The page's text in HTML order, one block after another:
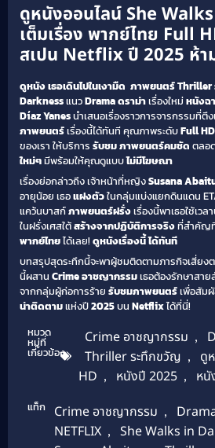
ดูหนังออนไลน์ She
เต็มเรื่อง พากย์ไทย Full
สเปน Netflix ปี 2025 ห้า
ดูหนังเธอเดินไปในเงามืด ภาพยนตร์ Thriller
DarknessแนวDrama ดราม่าเรื่องใหม่หนังฉ
Díaz Yanesนำเสนอเรื่องราวการจารกรรมที่
ภาพยนตร์เรื่องนี้ได้ทันที คุณภาพระดับFull HD
ของเรา ให้บริการ รับชม ภาพยนตร์คมชัด ตลอ
ใหม่ๆมีพร้อมให้คุณดูแบบไม่มีโฆษณา
เรื่องย่อกล่าวถึง เจ้าหน้าที่หญิงSusana
อายุน้อย เธอแฝงตัวในกลุ่มแบ่งแยกดินแดน
แคว้นบาสก์ภาพยนตร์ฝรั่งเรื่องนี้พาเธอใช้เว
ในฝรั่งเศสใต้สร้างจากปฏิบัติการจริงที่สำคัญ
พากย์ไทยได้เลย! ดูหนังเรื่องนี้ ได้ทันที
บทสรุปสุดระทึกนี้จะพาผู้ชมติดตามภารกิจเสี่ยง
นี้ผสาน Crime อาชญากรรมเธอต้องรักษาสาย
จากกลุ่มผู้ก่อการร้าย รับชมภาพยนตร์เพื่อสัม
น่าติดตามแห่งปี2025บน Netflixได้ที่นี่!
หมวด
หมู่ที่
เกี่ยวข้อง
Crime อาชญากรรม ,
Thriller ระทึกขวัญ , ดู
HD , หนังปี 2025 , หนั
แท็ก Crime อาชญากรรม ,
NETFLIX , She Walks in